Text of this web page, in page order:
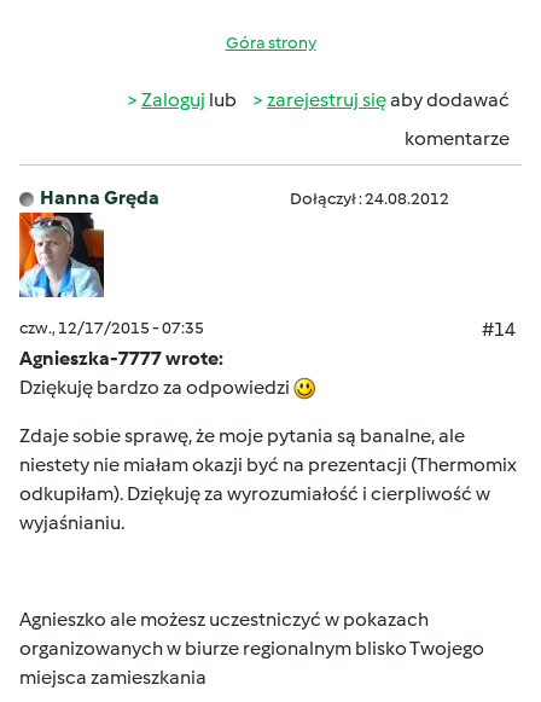
Góra strony
Zaloguj lub zarejestruj sięaby dodawać
komentarze
Hanna Gręda Dołączył : 24.08.2012
czw., 12/17/2015 - 07:35
#14
Agnieszka-7777 wrote:
Dziękuję bardzo za odpowiedzi
Zdaje sobie sprawę, że moje pytania są banalne, ale
niestety nie miałam okazji być na prezentacji (Thermomix
odkupiłam). Dziękuję za wyrozumiałość i cierpliwość w
wyjaśnianiu.
Agnieszko ale możesz uczestniczyć w pokazach
organizowanych w biurze regionalnym blisko Twojego
miejsca zamieszkania